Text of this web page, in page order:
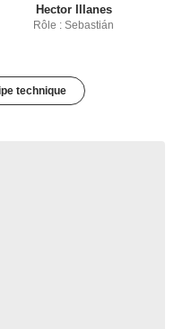
Hector Illanes
Rôle : Sebastián
technique